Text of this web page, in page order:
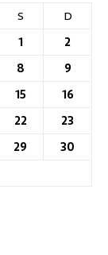
S
D
1
2
8
9
15
16
22
23
29
30